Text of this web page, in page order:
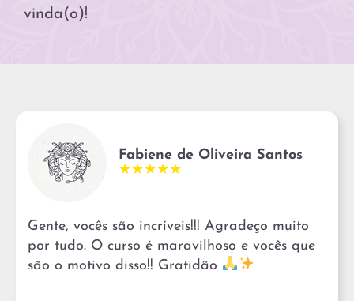
vinda(o)!
Gente, vocês são incríveis!!! Agradeço muito
por tudo. O curso é maravilhoso e vocês que
são o motivo disso!! Gratidão
Fabiene de Oliveira Santos
★★★★★